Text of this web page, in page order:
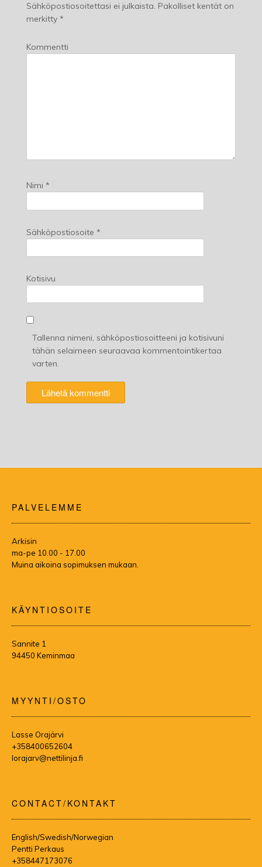
Sähköpostiosoitettasi ei julkaista. Pakolliset kentät on
merkitty *
Kommentti
Nimi *
Sähköpostiosoite *
Kotisivu
Tallenna nimeni, sähköpostiosoitteeni ja kotisivuni
tähän selaimeen seuraavaa kommentointikertaa
varten.
PALVELEMME
Arkisin
ma-pe 10.00 - 17.00
Muina aikoina sopimuksen mukaan.
KÄYNTIOSOITE
Sannite 1
94450 Keminmaa
MYYNTI/OSTO
Lasse Orajärvi
+358400652604
lorajarv@nettilinja.fi
CONTACT/KONTAKT
English/Swedish/Norwegian
Pentti Perkaus
+358447173076